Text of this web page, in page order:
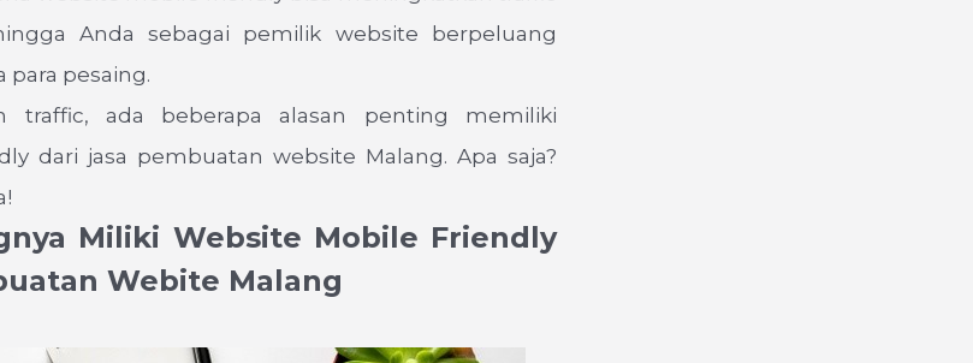
Anda sebagai pemilik website berpeluang
para pesaing.
traffic, ada beberapa alasan penting memiliki
dari jasa pembuatan website Malang. Apa saja?
Miliki Website Mobile Friendly
Webite Malang